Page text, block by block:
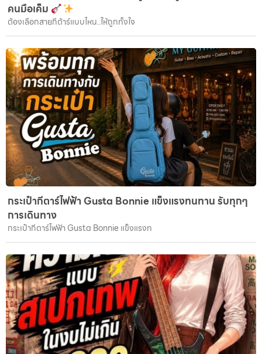
คนมือเค็ม
ต้องเลือกสายกีต้าร์แบบไหน..ให้ถูกทั้งใจ
กระเป๋ากีตาร์ไฟฟ้า Gusta Bonnie แข็งแรงทนทาน รับทุกๆ
การเดินทาง
กระเป๋ากีตาร์ไฟฟ้า Gusta Bonnie แข็งแรงท